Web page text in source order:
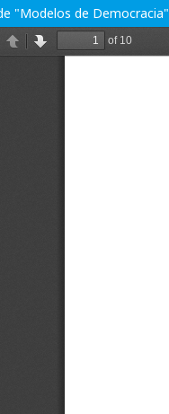
"Modelos de Democracia"